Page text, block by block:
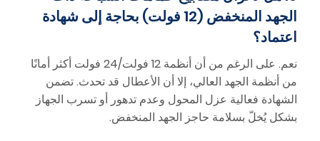
الجهد المنخفض (12 فولت) بحاجة إلى شهادة
اعتماد؟
نعم. على الرغم من أن أنظمة 12 فولت/24 فولت أكثر أمانًا
من أنظمة الجهد العالي، إلا أن الأعطال قد تحدث. تضمن
الشهادة فعالية عزل المحول وعدم تدهور أو تسرب الجهاز
بشكل يُخلّ بسلامة حاجز الجهد المنخفض.